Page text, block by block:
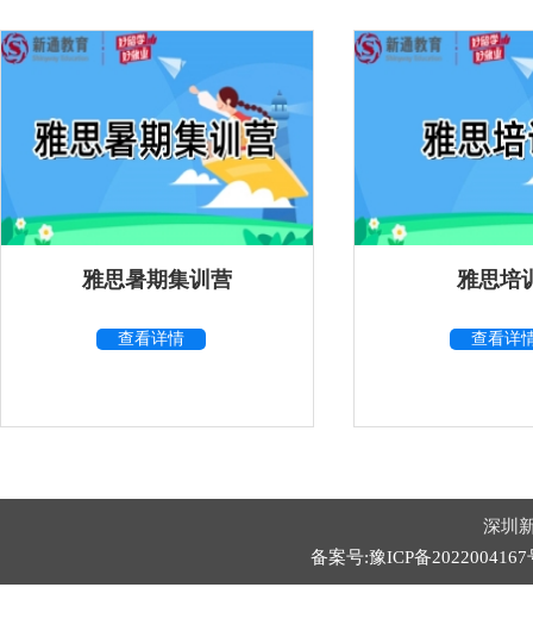
雅思暑期集训营
查看详情
雅思培
查看详
深圳
备案号:豫ICP备2022004167